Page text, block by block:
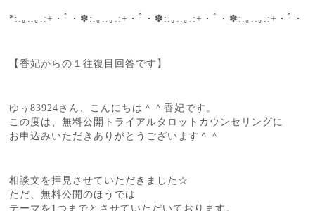
*:.｡..｡.:+・ﾟ・✽:.｡..｡.:+・ﾟ・✽:.｡..｡.:+・ﾟ・✽:.｡..｡.:+・ﾟ・
【香妃からの１往復目回答です】
ゆぅ83924さん、こんにちは＾＾香妃です。
この度は、無料公開トライアルタロットカウンセリングに
お申込みいただきありがとうございます＾＾
相談文を拝見させていただきました☆
ただ、無料公開のほうでは
テーマを1つまでとさせていただいております。